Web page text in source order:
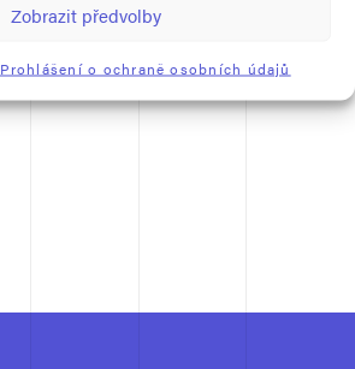
Zobrazit předvolby
Prohlášení o ochraně osobních údajů